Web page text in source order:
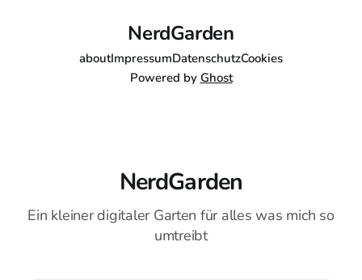
NerdGarden
aboutImpressumDatenschutzCookies
Powered by Ghost
NerdGarden
Ein kleiner digitaler Garten für alles was mich so
umtreibt